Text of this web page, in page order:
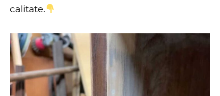
calitate.